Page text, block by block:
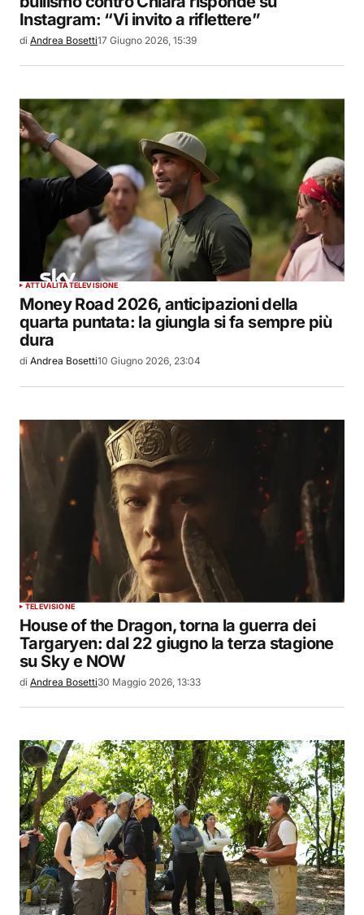
Instagram: “Vi invito a riflettere”
di Andrea Bosetti17 Giugno 2026, 15:39
ATTUALITÀTELEVISIONE
Money Road 2026, anticipazioni della
quarta puntata: la giungla si fa sempre più
dura
di Andrea Bosetti10 Giugno 2026, 23:04
TELEVISIONE
House of the Dragon, torna la guerra dei
Targaryen: dal 22 giugno la terza stagione
su Sky e NOW
di Andrea Bosetti30 Maggio 2026, 13:33